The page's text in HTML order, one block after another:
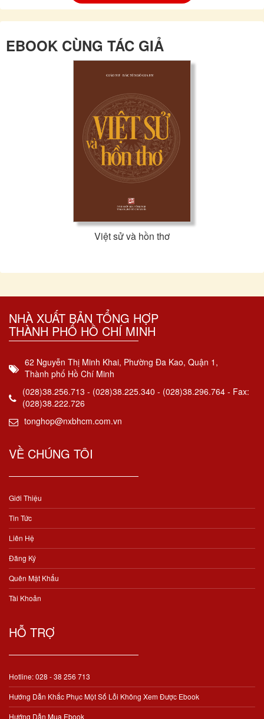
EBOOK CÙNG TÁC GIẢ
Việt sử và hồn thơ
NHÀ XUẤT BẢN TỔNG HỢP
THÀNH PHỐ HỒ CHÍ MINH
62 Nguyễn Thị Minh Khai, Phường Đa Kao, Quận 1,
Thành phố Hồ Chí Minh
(028)38.256.713 - (028)38.225.340 - (028)38.296.764 - Fax:
(028)38.222.726
tonghop@nxbhcm.com.vn
VỀ CHÚNG TÔI
Giới Thiệu
Tin Tức
Liên Hệ
Đăng Ký
Quên Mật Khẩu
Tài Khoản
HỖ TRỢ
Hotline: 028 - 38 256 713
Hướng Dẫn Khắc Phục Một Số Lỗi Không Xem Được Ebook
Hướng Dẫn Mua Ebook